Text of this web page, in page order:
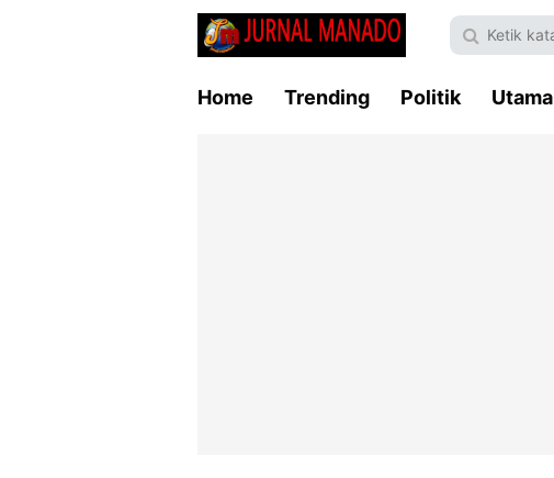
Home Trending Politik Utama